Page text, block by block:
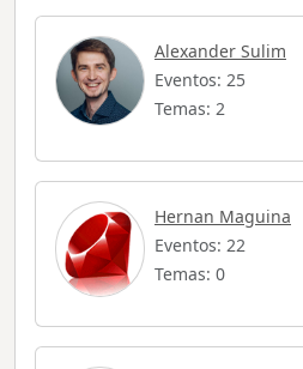
Alexander Sulim
Eventos: 25
Temas: 2
Hernan Maguina
Eventos: 22
Temas: 0